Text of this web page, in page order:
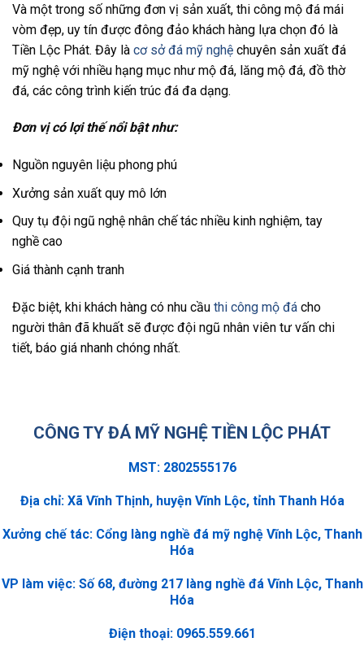
Và một trong số những đơn vị sản xuất, thi công mộ đá mái
vòm đẹp, uy tín được đông đảo khách hàng lựa chọn đó là
Tiền Lộc Phát. Đây là cơ sở đá mỹ nghệ chuyên sản xuất đá
mỹ nghệ với nhiều hạng mục như mộ đá, lăng mộ đá, đồ thờ
đá, các công trình kiến trúc đá đa dạng.
Đơn vị có lợi thế nổi bật như:
Nguồn nguyên liệu phong phú
Xưởng sản xuất quy mô lớn
Quy tụ đội ngũ nghệ nhân chế tác nhiều kinh nghiệm, tay
nghề cao
Giá thành cạnh tranh
Đặc biệt, khi khách hàng có nhu cầu thi công mộ đá cho
người thân đã khuất sẽ được đội ngũ nhân viên tư vấn chi
tiết, báo giá nhanh chóng nhất.
CÔNG TY ĐÁ MỸ NGHỆ TIỀN LỘC PHÁT
MST: 2802555176
Địa chỉ: Xã Vĩnh Thịnh, huyện Vĩnh Lộc, tỉnh Thanh Hóa
Xưởng chế tác: Cổng làng nghề đá mỹ nghệ Vĩnh Lộc, Thanh
Hóa
VP làm việc: Số 68, đường 217 làng nghề đá Vĩnh Lộc, Thanh
Hóa
Điện thoại: 0965.559.661